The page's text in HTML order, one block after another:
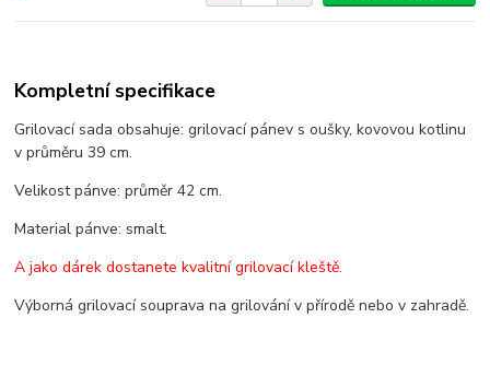
Kompletní specifikace
Grilovací sada obsahuje: grilovací pánev s oušky, kovovou kotlinu
v průměru 39 cm.
Velikost pánve: průměr 42 cm.
Material pánve: smalt.
A jako dárek dostanete kvalitní grilovací kleště.
Výborná grilovací souprava na grilování v přírodě nebo v zahradě.